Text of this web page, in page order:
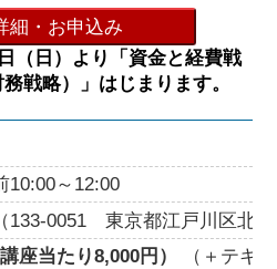
細・お申込み
（日）より「資金と経費戦
戦略）」はじまります。
～12:00
133-0051 東京都江戸川区北
座当たり8,000円）
（＋テキ